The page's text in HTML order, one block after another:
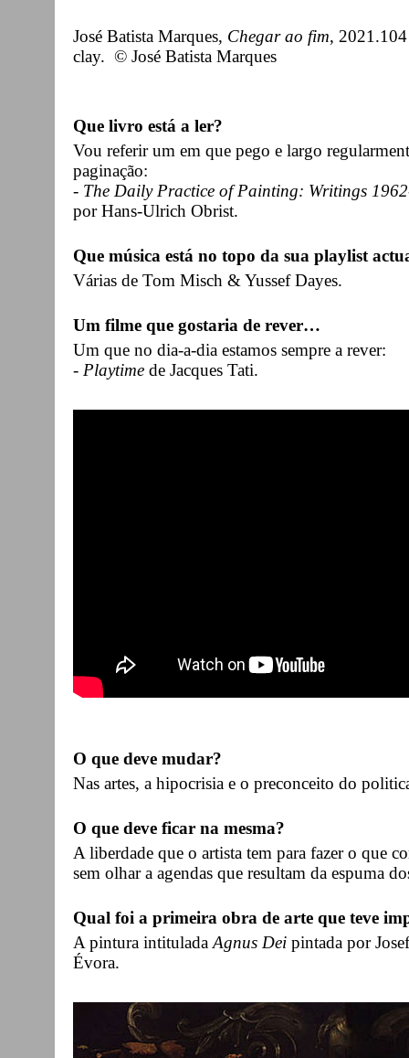
José Batista Marques, Chegar ao fim,
clay. © José Batista Marques
Que livro está a ler?
Vou referir um em que pego e largo
paginação:
- The Daily Practice of Painting: Writings
por Hans-Ulrich Obrist.
Que música está no topo da sua playlist
Várias de Tom Misch & Yussef Dayes.
Um filme que gostaria de rever…
Um que no dia-a-dia estamos sempre a rever:
- Playtime de Jacques Tati.
O que deve mudar?
Nas artes, a hipocrisia e o preconceito do
O que deve ficar na mesma?
A liberdade que o artista tem para fazer o que
sem olhar a agendas que resultam da espuma
Qual foi a primeira obra de arte que teve
A pintura intitulada Agnus Dei pintada por
Évora.